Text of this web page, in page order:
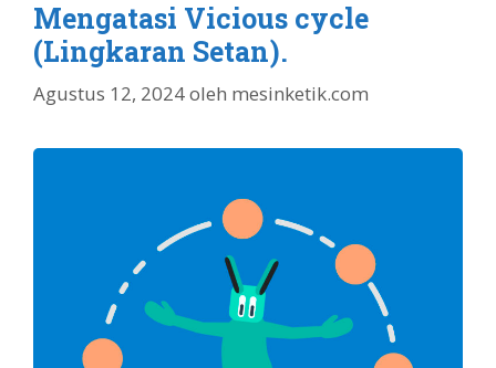
Mengatasi Vicious cycle
(Lingkaran Setan).
Agustus 12, 2024oleh mesinketik.com